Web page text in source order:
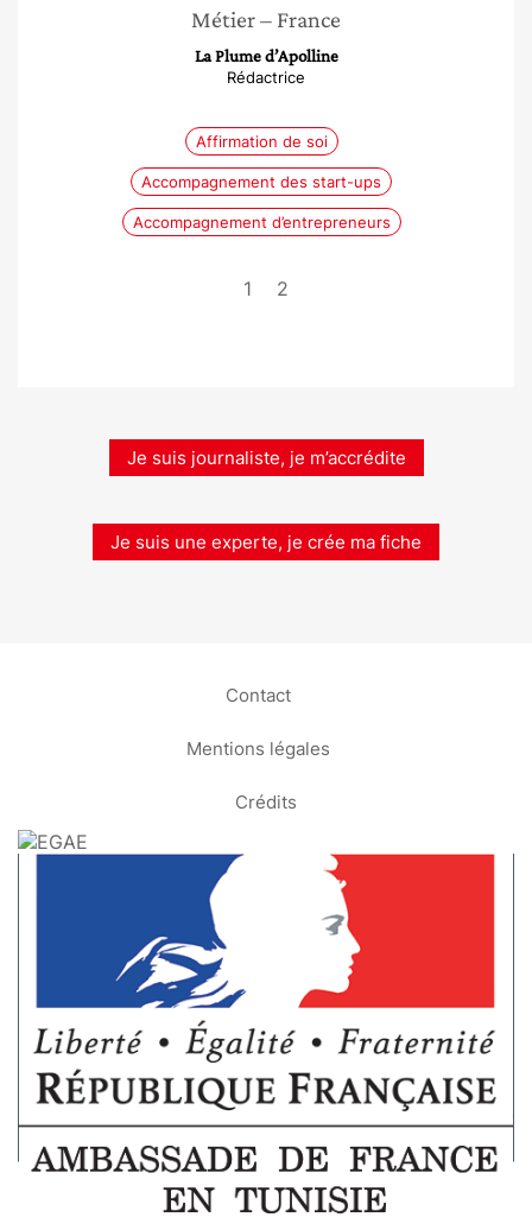
Métier– France
La Plume d’Apolline
Rédactrice
Affirmation de soi
Accompagnement des start-ups
Accompagnement d’entrepreneurs
1 2
Je suis journaliste, je m’accrédite
Je suis une experte, je crée ma fiche
Contact
Mentions légales
Crédits